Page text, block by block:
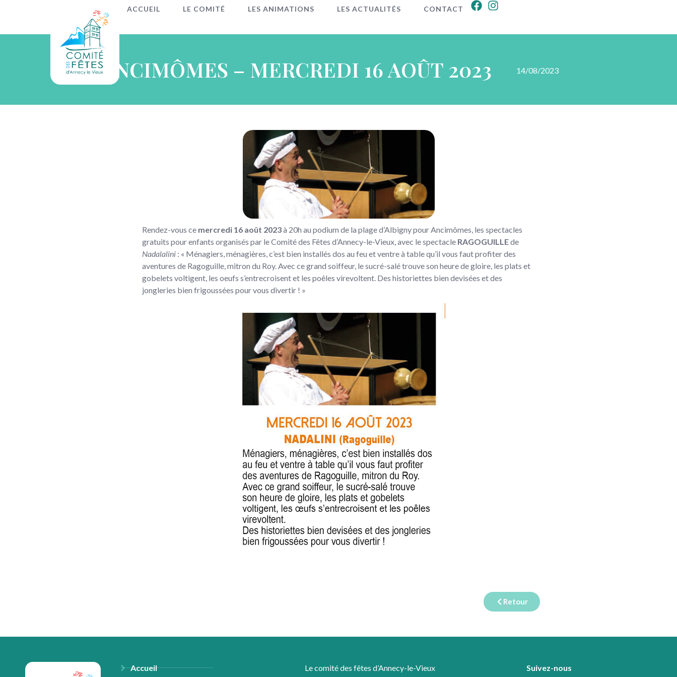
ACCUEIL LE COMITÉ LES ANIMATIONS LES ACTUALITÉS CONTACT
ANCIMÔMES – MERCREDI 16 AOÛT 2023 14/08/2023
Rendez-vous ce mercredi 16 août 2023à 20h au podium de la plage d’Albigny pour Ancimômes, les spectacles
gratuits pour enfants organisés par le Comité des Fêtes d’Annecy-le-Vieux, avec le spectacle RAGOGUILLEde
Nadalalini : « Ménagiers, ménagières, c’est bien installés dos au feu et ventre à table qu’il vous faut profiter des
aventures de Ragoguille, mitron du Roy. Avec ce grand soiffeur, le sucré-salé trouve son heure de gloire, les plats et
gobelets voltigent, les oeufs s’entrecroisent et les poêles virevoltent. Des historiettes bien devisées et des
jongleries bien frigoussées pour vous divertir ! »
Retour
Accueil
Le comité des fêtes d’Annecy-le-Vieux
Suivez-nous